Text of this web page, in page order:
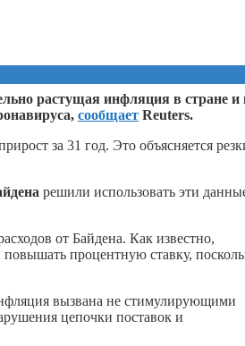
растущая инфляция в стране и
сообщает Reuters.
за 31 год. Это объясняется
решили использовать эти
от Байдена. Как известно,
процентную ставку,
вызвана не стимулирующими
цепочки поставок и